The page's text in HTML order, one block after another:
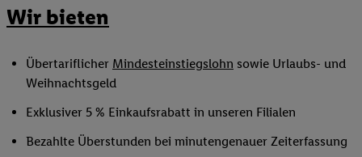
Wir bieten
Übertariflicher Mindesteinstiegslohn sowie Urlaubs- und
Weihnachtsgeld
Exklusiver 5 % Einkaufsrabatt in unseren Filialen
Bezahlte Überstunden bei minutengenauer Zeiterfassung